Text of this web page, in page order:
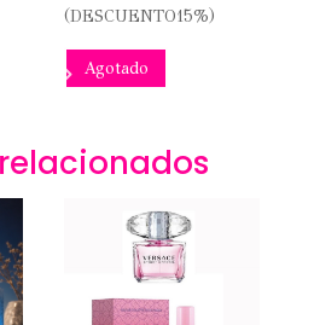
(DESCUENTO15%)
Agotado